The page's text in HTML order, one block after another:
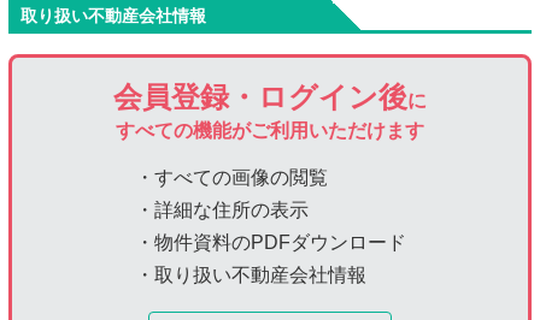
取り扱い不動産会社情報
会員登録・ログイン後に
すべての機能がご利用いただけます
・すべての画像の閲覧
・詳細な住所の表示
・物件資料のPDFダウンロード
・取り扱い不動産会社情報